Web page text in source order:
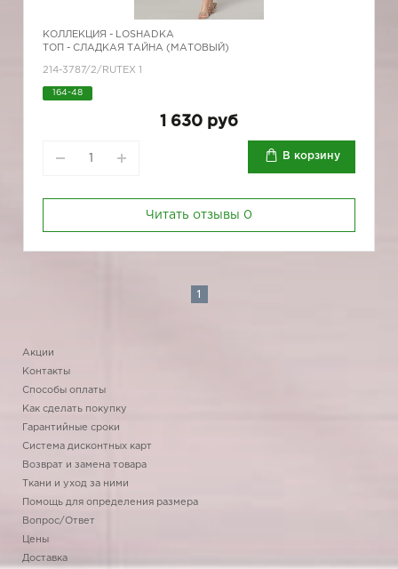
КОЛЛЕКЦИЯ - LOSHADKA
ТОП - СЛАДКАЯ ТАЙНА (МАТОВЫЙ)
214-3787/2/RUTEX 1
164-48
1 630 руб
В корзину
Читать отзывы 0
1
Акции
Контакты
Способы оплаты
Как сделать покупку
Гарантийные сроки
Система дисконтных карт
Возврат и замена товара
Ткани и уход за ними
Помощь для определения размера
Вопрос/Ответ
Цены
Доставка